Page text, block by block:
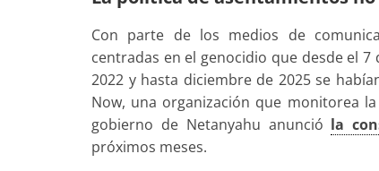
Con parte de los medios de
centradas en el genocidio que desde el
2022 y hasta diciembre de 2025 se
Now, una organización que monitorea
gobierno de Netanyahu anunció la
próximos meses.